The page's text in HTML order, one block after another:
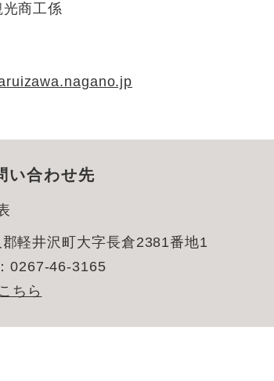
商工係
い合わせ先
軽井沢町大字長倉2381番地1
0267-46-3165
ちら